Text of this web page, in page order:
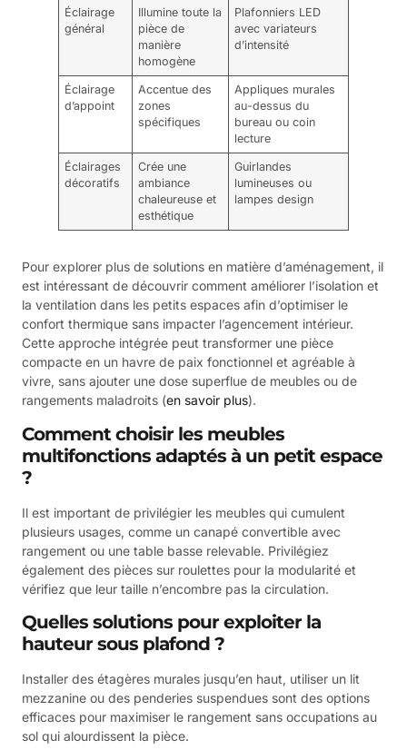
Éclairage
général
Illumine toute la
pièce de
manière
homogène
Plafonniers LED
avec variateurs
d’intensité
Éclairage
d’appoint
Accentue des
zones
spécifiques
Appliques murales
au-dessus du
bureau ou coin
lecture
Éclairages
décoratifs
Crée une
ambiance
chaleureuse et
esthétique
Guirlandes
lumineuses ou
lampes design
Pour explorer plus de solutions en matière d’aménagement, il
est intéressant de découvrir comment améliorer l’isolation et
la ventilation dans les petits espaces afin d’optimiser le
confort thermique sans impacter l’agencement intérieur.
Cette approche intégrée peut transformer une pièce
compacte en un havre de paix fonctionnel et agréable à
vivre, sans ajouter une dose superflue de meubles ou de
rangements maladroits (en savoir plus).
Comment choisir les meubles
multifonctions adaptés à un petit espace
?
Il est important de privilégier les meubles qui cumulent
plusieurs usages, comme un canapé convertible avec
rangement ou une table basse relevable. Privilégiez
également des pièces sur roulettes pour la modularité et
vérifiez que leur taille n’encombre pas la circulation.
Quelles solutions pour exploiter la
hauteur sous plafond ?
Installer des étagères murales jusqu’en haut, utiliser un lit
mezzanine ou des penderies suspendues sont des options
efficaces pour maximiser le rangement sans occupations au
sol qui alourdissent la pièce.